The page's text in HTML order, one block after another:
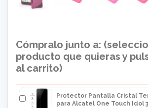
Cómpralo junto a:
producto que quieras y
al carrito)
Protector Pantalla Cristal
para Alcatel One Touch Idol